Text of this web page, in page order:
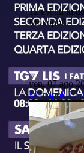
12 eventi in
Monopoli.
ven, 07 ago
Monopoli La-